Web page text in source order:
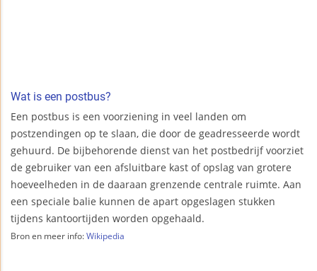
Wat is een postbus?
Een postbus is een voorziening in veel landen om
postzendingen op te slaan, die door de geadresseerde wordt
gehuurd. De bijbehorende dienst van het postbedrijf voorziet
de gebruiker van een afsluitbare kast of opslag van grotere
hoeveelheden in de daaraan grenzende centrale ruimte. Aan
een speciale balie kunnen de apart opgeslagen stukken
tijdens kantoortijden worden opgehaald.
Bron en meer info: Wikipedia